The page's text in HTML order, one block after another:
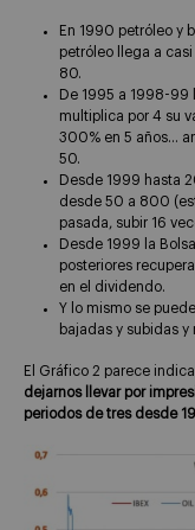
En 1990 petróleo y
petróleo llega a
80.
De 1995 a 1998-99
multiplica por 4 su
300% en 5 años…
50.
Desde 1999 hasta
desde 50 a 800
pasada, subir 16
Desde 1999 la
posteriores
en el dividendo.
Y lo mismo se
bajadas y subidas y
El Gráfico 2 parece
dejarnos llevar por
periodos de tres desde